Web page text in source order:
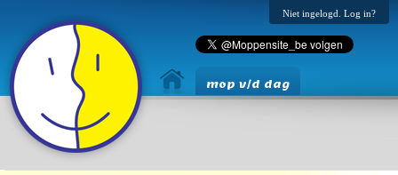
Niet ingelogd. Log in?
mop v/d dag